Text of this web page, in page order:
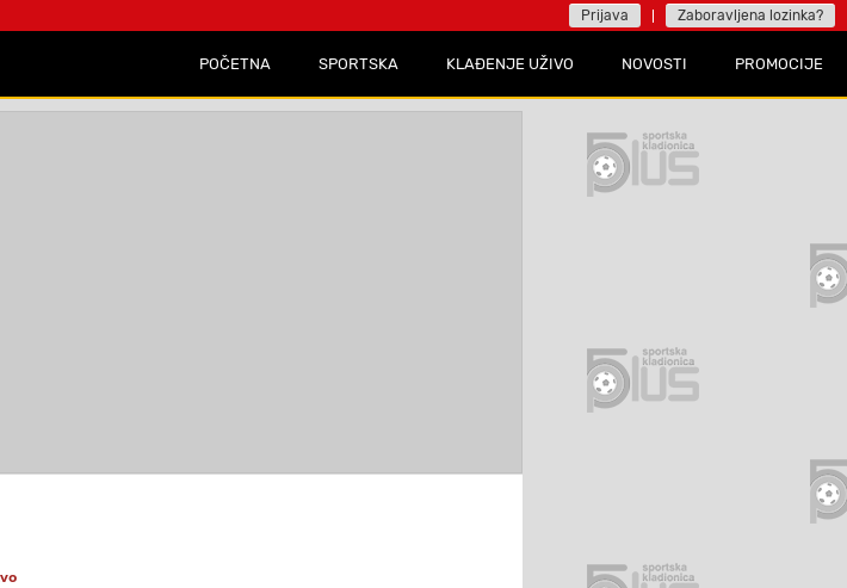
Prijava Zaboravljena lozinka?
POČETNA SPORTSKA KLAĐENJE UŽIVO NOVOSTI PROMOCIJE